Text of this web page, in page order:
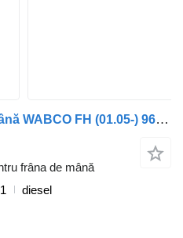
Supapă pentru frâna de mână WABCO FH (01.05-) 9617242040 pentru cap tractor Volvo FH12, FH16, NH12, FH, VNL780 (1993-2014)
frâna de mână
diesel